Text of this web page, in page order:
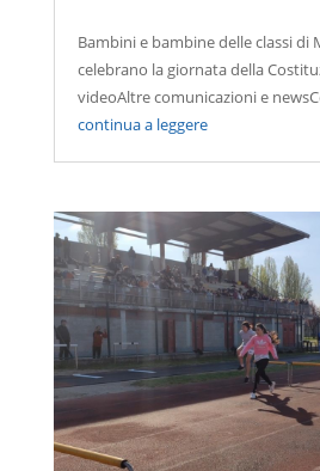
Bambini e bambine delle classi di
celebrano la giornata della
videoAltre comunicazioni e
continua a leggere